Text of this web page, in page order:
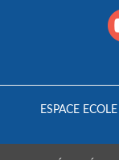
ESPACE ECOLE